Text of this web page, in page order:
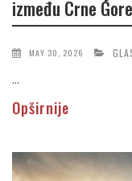
između Crne
MAY 30, 2026
...
Opširnije